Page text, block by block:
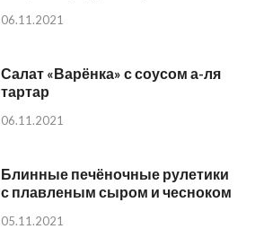
06.11.2021
Салат «Варёнка» с соусом а-ля
тартар
06.11.2021
Блинные печёночные рулетики
с плавленым сыром и чесноком
05.11.2021